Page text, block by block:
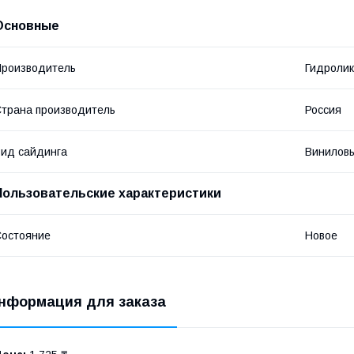
производитель Россия
сайдинга
характеристики
Новое
для заказа